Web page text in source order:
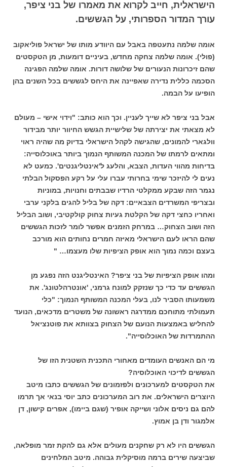
הישראלית, חייב לקרוא את מאמרו של בני ציפר,
עורך המדור הספרותי, על הגששים.
אומה שלמה נתעטפה באבל עם היוודע מותו של ישראל פוליאקוב
(פולי). אומה שלמה צחקה מחדש, בעיניים דומעות, מן הטקסטים
שהם זיכרונות הנעורים של שלושה דורות. אומה שלמה הפגינה
הסכמה כללית נדירה שאפיינה את היחס לגששים בכל השנים בהן
הופיעו על הבמה.
אבל בני ציפר לא שייך לעניין. וכך הוא כותב: "וידוי אישי – מעולם
לא מצאתי את יצירתה של שלישיית הגשש החיוור יותר מבידור
וולגארי להמונים, שהגישה לקהל הישראלי בדיוק מה שהיה ראוי
ומתאים לרמתו של המכנה המשותף הנמוך ביותר באוכלוסייה:
בדיחות מהווי העדות, הצבא, והלעג ל'אינטליגנטים'. כמעט לא
נעים לי להיזכר שימי בחרותי עברו עלי על רקע הפסקול הבלתי
נגמר הזה שבקע ממקלטי הרדיו שבבתים וחנויות, במוניות
ובצריפי המשרדים הצבאיים: דקה של בליל להגים בלקני ערבי
ואחריו כחצי דקה של הקלטת געיות צחוק קולקטיבי, ושוב הבליל
הזה ושוב הצחוק… במרחק הזמנים אפשר לומר לזכות הגששים
שהם הראו לעם הישראלי מאיזה חמרים נחותים הוא מורכב
בעצם וכמה נמוך הוא אופק הציפיות שלו מעצמו… "
ומהו אופק הציפיות של בני ציפר? האינטליגנט הזה נפגע מן
הגששים עד כדי כך שנזקק למונח גרמני, 'אונטרהלטונג'. את
משמעותו הסביר לנו, בעלי המכנה המשותף הנמוך: "כלי
תעמולתי מתוחכם ממדרגה ראשונה של משטרים מדכאים, הנועד
להחליש באמצעות הנועם של הצחוק בצוותא את פוטנציאל
ההתמרדות של האוכלוסייה".
מי הם האנשים העומדים מאחורי התכנית השטנית הזו של
הגששים לדיכוי האוכלוסיה?
את הטקסטים למערכונים ולפזמונים של הגששים כתבו מיטב
היוצרים הישראלים. את רוב המערכונים כתב יוסי בנאי אך תרמו
להם גם ניסים אלוני ושייקה אופיר (שגם ביימו), אפרים קישון, דן
אלמגור ודן בן אמוץ.
הגששים היו לא רק שחקנים מעולים אלא גם להקת זמר מופלאה,
שביצעה שירים ברמה מוסיקלית גבוהה. מיטב המלחינים